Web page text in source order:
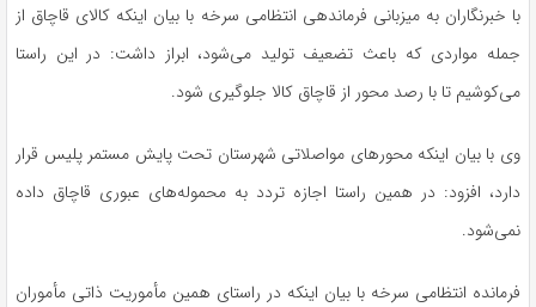
با خبرنگاران به میزبانی فرماندهی انتظامی سرخه با بیان اینکه کالای قاچاق از
جمله مواردی که باعث تضعیف تولید می‌شود، ابراز داشت: در این راستا
می‌کوشیم تا با رصد محور از قاچاق کالا جلوگیری شود.
وی با بیان اینکه محورهای مواصلاتی شهرستان تحت پایش مستمر پلیس قرار
دارد، افزود: در همین راستا اجازه تردد به محموله‌های عبوری قاچاق داده
نمی‌شود.
فرمانده انتظامی سرخه با بیان اینکه در راستای همین مأموریت ذاتی مأموران